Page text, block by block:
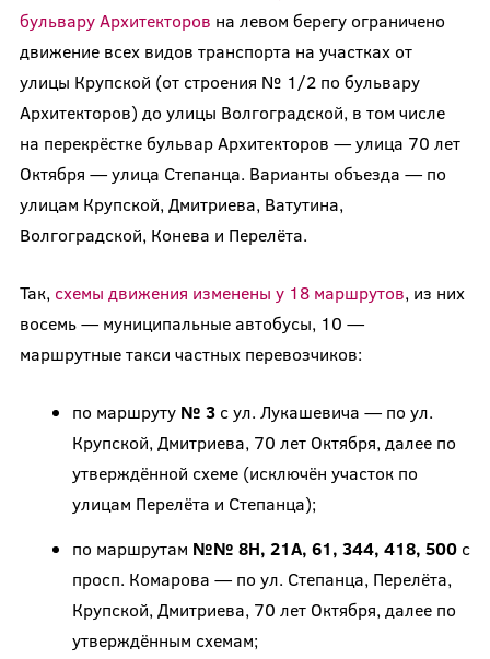
бульвару Архитекторов на левом берегу ограничено
движение всех видов транспорта на участках от
улицы Крупской (от строения № 1/2 по бульвару
Архитекторов) до улицы Волгоградской, в том числе
на перекрёстке бульвар Архитекторов — улица 70 лет
Октября — улица Степанца. Варианты объезда — по
улицам Крупской, Дмитриева, Ватутина,
Волгоградской, Конева и Перелёта.
Так, схемы движения изменены у 18 маршрутов, из них
восемь — муниципальные автобусы, 10 —
маршрутные такси частных перевозчиков:
по маршруту № 3с ул. Лукашевича — по ул.
Крупской, Дмитриева, 70 лет Октября, далее по
утверждённой схеме (исключён участок по
улицам Перелёта и Степанца);
по маршрутам №№ 8Н, 21А, 61, 344, 418, 500с
просп. Комарова — по ул. Степанца, Перелёта,
Крупской, Дмитриева, 70 лет Октября, далее по
утверждённым схемам;